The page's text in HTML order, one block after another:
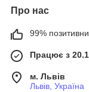
Про нас
99%
Працює з
м. Львів
Львів, Україна